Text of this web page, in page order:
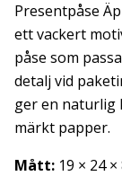
Presentpåse
ett vackert
påse som
detalj vid
ger en naturlig
märkt papper.
Mått: 19 × 24 ×